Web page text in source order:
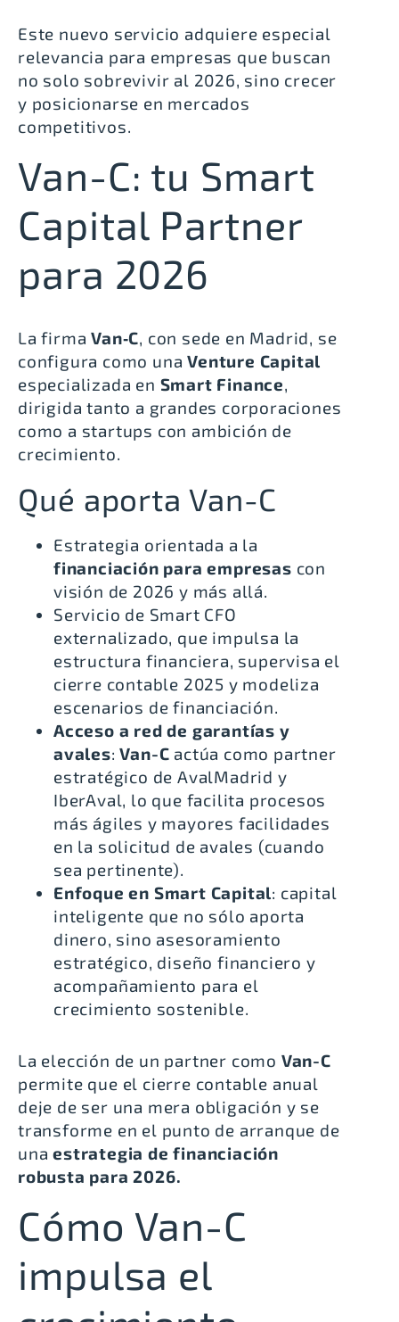
Este nuevo servicio adquiere especial
relevancia para empresas que buscan
no solo sobrevivir al 2026, sino crecer
y posicionarse en mercados
competitivos.
Van-C: tu Smart
Capital Partner
para 2026
La firmaVan‑C, con sede en Madrid, se
configura como unaVenture Capital
especializada en Smart Finance,
dirigida tanto a grandes corporaciones
como a startups con ambición de
crecimiento.
Qué aporta Van-C
Estrategia orientada a la
financiación para empresas con
visión de 2026 y más allá.
Servicio de Smart CFO
externalizado, que impulsa la
estructura financiera, supervisa el
cierre contable 2025 y modeliza
escenarios de financiación.
Acceso a red de garantías y
avales:Van-C actúa como partner
estratégico deAvalMadrid y
IberAval, lo que facilita procesos
más ágiles y mayores facilidades
en la solicitud de avales (cuando
sea pertinente).
Enfoque en Smart Capital: capital
inteligente que no sólo aporta
dinero, sino asesoramiento
estratégico, diseño financiero y
acompañamiento para el
crecimiento sostenible.
La elección de un partner como Van-C
permite que el cierre contable anual
deje de ser una mera obligación y se
transforme en el punto de arranque de
unaestrategia de financiación
robusta para 2026.
Cómo Van-C
impulsa el